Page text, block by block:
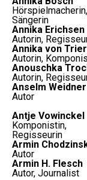
Hörspielmacherin,
Sängerin
Annika Erichsen
Autorin,
Annika von Trier
Autorin,
Anouschka
Autorin,
Anselm Weidner
Autor
Antje Vowinckel
Komponistin,
Regisseurin
Armin
Autor
Armin H. Flesch
Autor, Journalist